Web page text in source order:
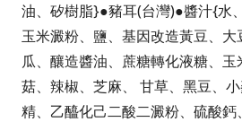
油、矽樹脂}●豬耳(台灣)●醬汁{水
玉米澱粉、鹽、基因改造黃豆、
瓜、釀造醬油、蔗糖轉化液糖、
菇、辣椒、芝麻、 甘草、黑豆、
精、乙醯化己二酸二澱粉、硫酸